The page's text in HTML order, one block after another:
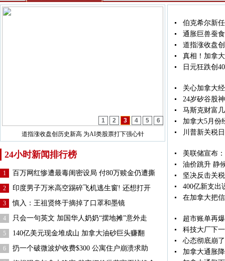
1 2 3 4 5
6
道指涨收盘创历史新高 为AI类股票打下强心针
24小时新闻排行榜
1 百万网红惨遭最毒闺密设局 付80万赎金仍遭撕
2 印度男子万米高空踢碎飞机逃生窗! 还想打开
3 慎入：王祖贤终于摘掉了口罩和墨镜
4 只会一句英文 加国华人奶奶“摆地摊”意外走
5 140亿美元现金堆成山 加拿大油砂巨头赚翻
6 扔一个破微波炉收费$300 公寓住户崩溃求助
伯克希尔新
通胀巨兽蚕
道指涨收盘
真相！加拿
日元狂跌创
关心加拿大
24岁矽谷股
马斯克财富
加拿大5月份
川普新关税
美联储宣布
油价跳升 静
坚决反击关
400亿新支出
在加拿大把
超市账单再
科技大厂下
心态彻底崩
加拿大通胀